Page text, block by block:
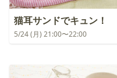
猫耳サンドでキュン！
5/24 (月) 21:00〜22:00